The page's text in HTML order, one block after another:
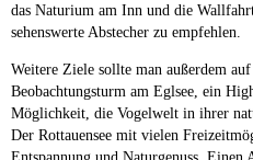
das Naturium am Inn und die
sehenswerte Abstecher zu empfehlen.
Weitere Ziele sollte man außerdem
Beobachtungsturm am Eglsee, ein
Möglichkeit, die Vogelwelt in ihrer
Der Rottauensee mit vielen